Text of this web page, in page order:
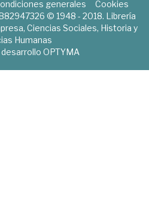
generales
Cookies
© 1948 - 2018. Librería
Ciencias Sociales, Historia y
Humanas
OPTYMA